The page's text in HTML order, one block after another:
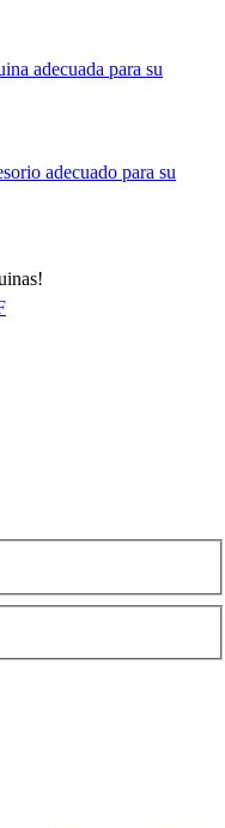
adecuada para su
adecuado para su